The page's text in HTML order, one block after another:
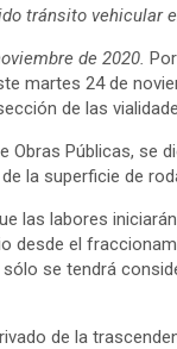
tránsito vehicular
de 2020.
martes 24 de
de las
Obras Públicas, se
la superficie de
las labores
desde el
sólo se tendrá
de la